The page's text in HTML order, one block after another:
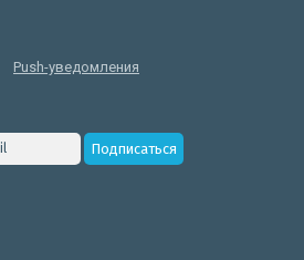
Push-уведомления